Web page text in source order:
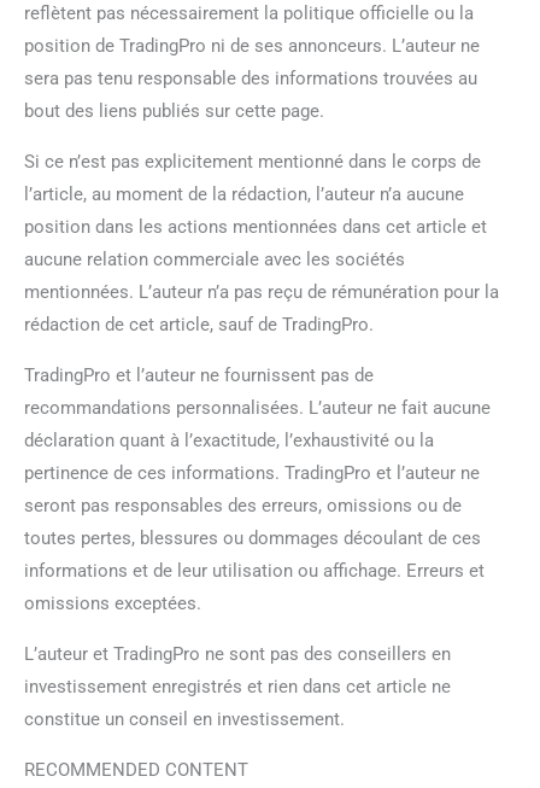
reflètent pas nécessairement la politique officielle ou la
position de TradingPro ni de ses annonceurs. L’auteur ne
sera pas tenu responsable des informations trouvées au
bout des liens publiés sur cette page.
Si ce n’est pas explicitement mentionné dans le corps de
l’article, au moment de la rédaction, l’auteur n’a aucune
position dans les actions mentionnées dans cet article et
aucune relation commerciale avec les sociétés
mentionnées. L’auteur n’a pas reçu de rémunération pour la
rédaction de cet article, sauf de TradingPro.
TradingPro et l’auteur ne fournissent pas de
recommandations personnalisées. L’auteur ne fait aucune
déclaration quant à l’exactitude, l’exhaustivité ou la
pertinence de ces informations. TradingPro et l’auteur ne
seront pas responsables des erreurs, omissions ou de
toutes pertes, blessures ou dommages découlant de ces
informations et de leur utilisation ou affichage. Erreurs et
omissions exceptées.
L’auteur et TradingPro ne sont pas des conseillers en
investissement enregistrés et rien dans cet article ne
constitue un conseil en investissement.
RECOMMENDED CONTENT